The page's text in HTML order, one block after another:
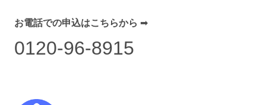
お電話での申込はこちらから ➡
0120-96-8915